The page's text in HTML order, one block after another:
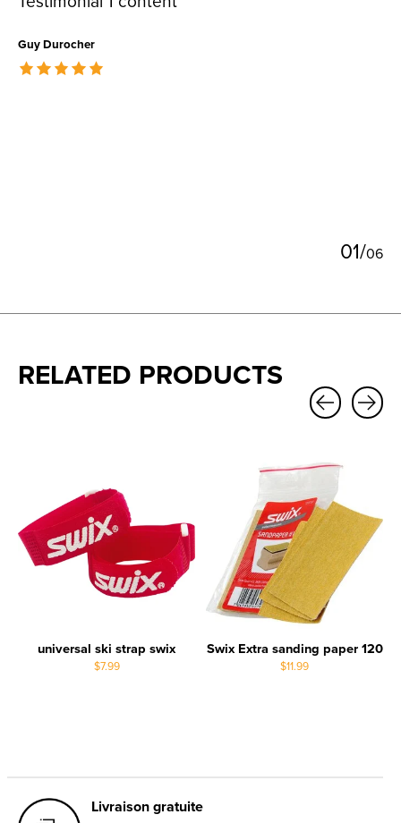
Guy Durocher
The rating of this product is
01/06
RELATED PRODUCTS
universal ski strap swix
$7.99
Swix Extra sanding paper 120
$11.99
Livraison gratuite